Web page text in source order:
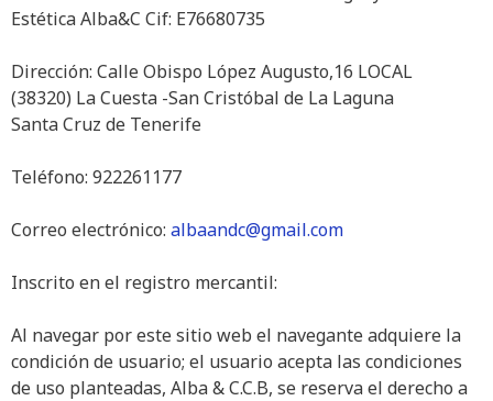
Estética Alba&C Cif: E76680735
Dirección: Calle Obispo López Augusto,16 LOCAL
(38320) La Cuesta -San Cristóbal de La Laguna
Santa Cruz de Tenerife
Teléfono: 922261177
Correo electrónico: albaandc@gmail.com
Inscrito en el registro mercantil:
Al navegar por este sitio web el navegante adquiere la
condición de usuario; el usuario acepta las condiciones
de uso planteadas, Alba & C.C.B, se reserva el derecho a